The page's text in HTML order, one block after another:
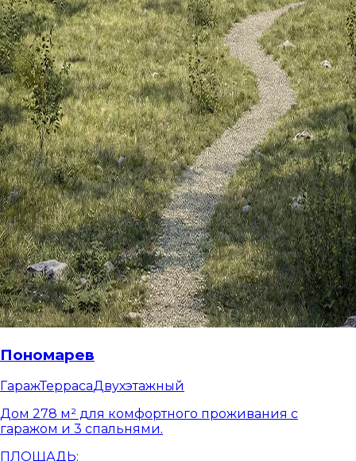
Пономарев
ГаражТеррасаДвухэтажный
Дом 278 м² для комфортного проживания с
гаражом и 3 спальнями.
ПЛОЩАДЬ: